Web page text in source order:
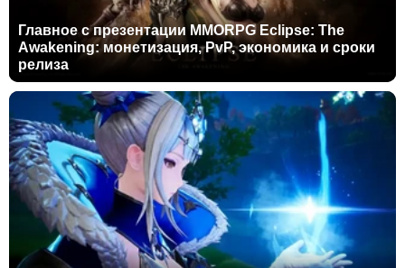
Главное с презентации MMORPG Eclipse: The
Awakening: монетизация, PvP, экономика и сроки
релиза